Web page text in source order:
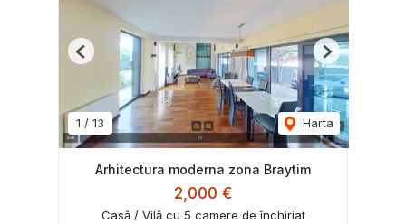
1 / 13 Harta
Previous Next
Arhitectura moderna zona Braytim
2,000 €
Casă / Vilă cu 5 camere de închiriat